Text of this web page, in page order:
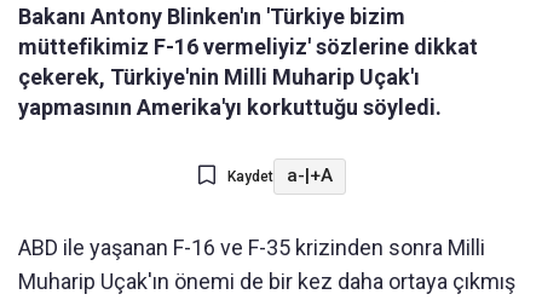
Bakanı Antony Blinken'ın 'Türkiye bizim
müttefikimiz F-16 vermeliyiz' sözlerine dikkat
çekerek, Türkiye'nin Milli Muharip Uçak'ı
yapmasının Amerika'yı korkuttuğu söyledi.
Kaydet a-|+A
ABD ile yaşanan F-16 ve F-35 krizinden sonra Milli
Muharip Uçak'ın önemi de bir kez daha ortaya çıkmış